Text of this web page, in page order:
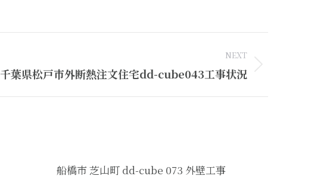
NEXT
千葉県松戸市外断熱注文住宅dd-cube043工事状況
船橋市 芝山町 dd-cube 073 外壁工事